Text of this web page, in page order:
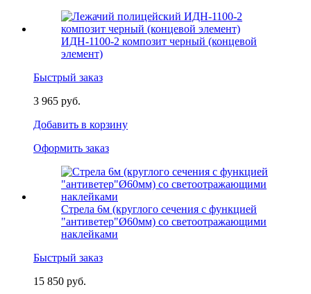
ИДН-1100-2 композит черный (концевой
элемент)
Быстрый заказ
3 965 руб.
Добавить в корзину
Оформить заказ
Стрела 6м (круглого сечения с функцией
"антиветер"Ø60мм) со светоотражающими
наклейками
Быстрый заказ
15 850 руб.